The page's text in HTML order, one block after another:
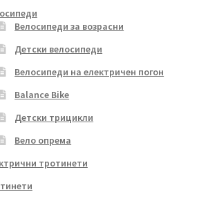
Велосипеди за возрасни
Детски велосипеди
Велосипеди на електричен погон
Balance Bike
Детски трицикли
Вело опрема
тротинети